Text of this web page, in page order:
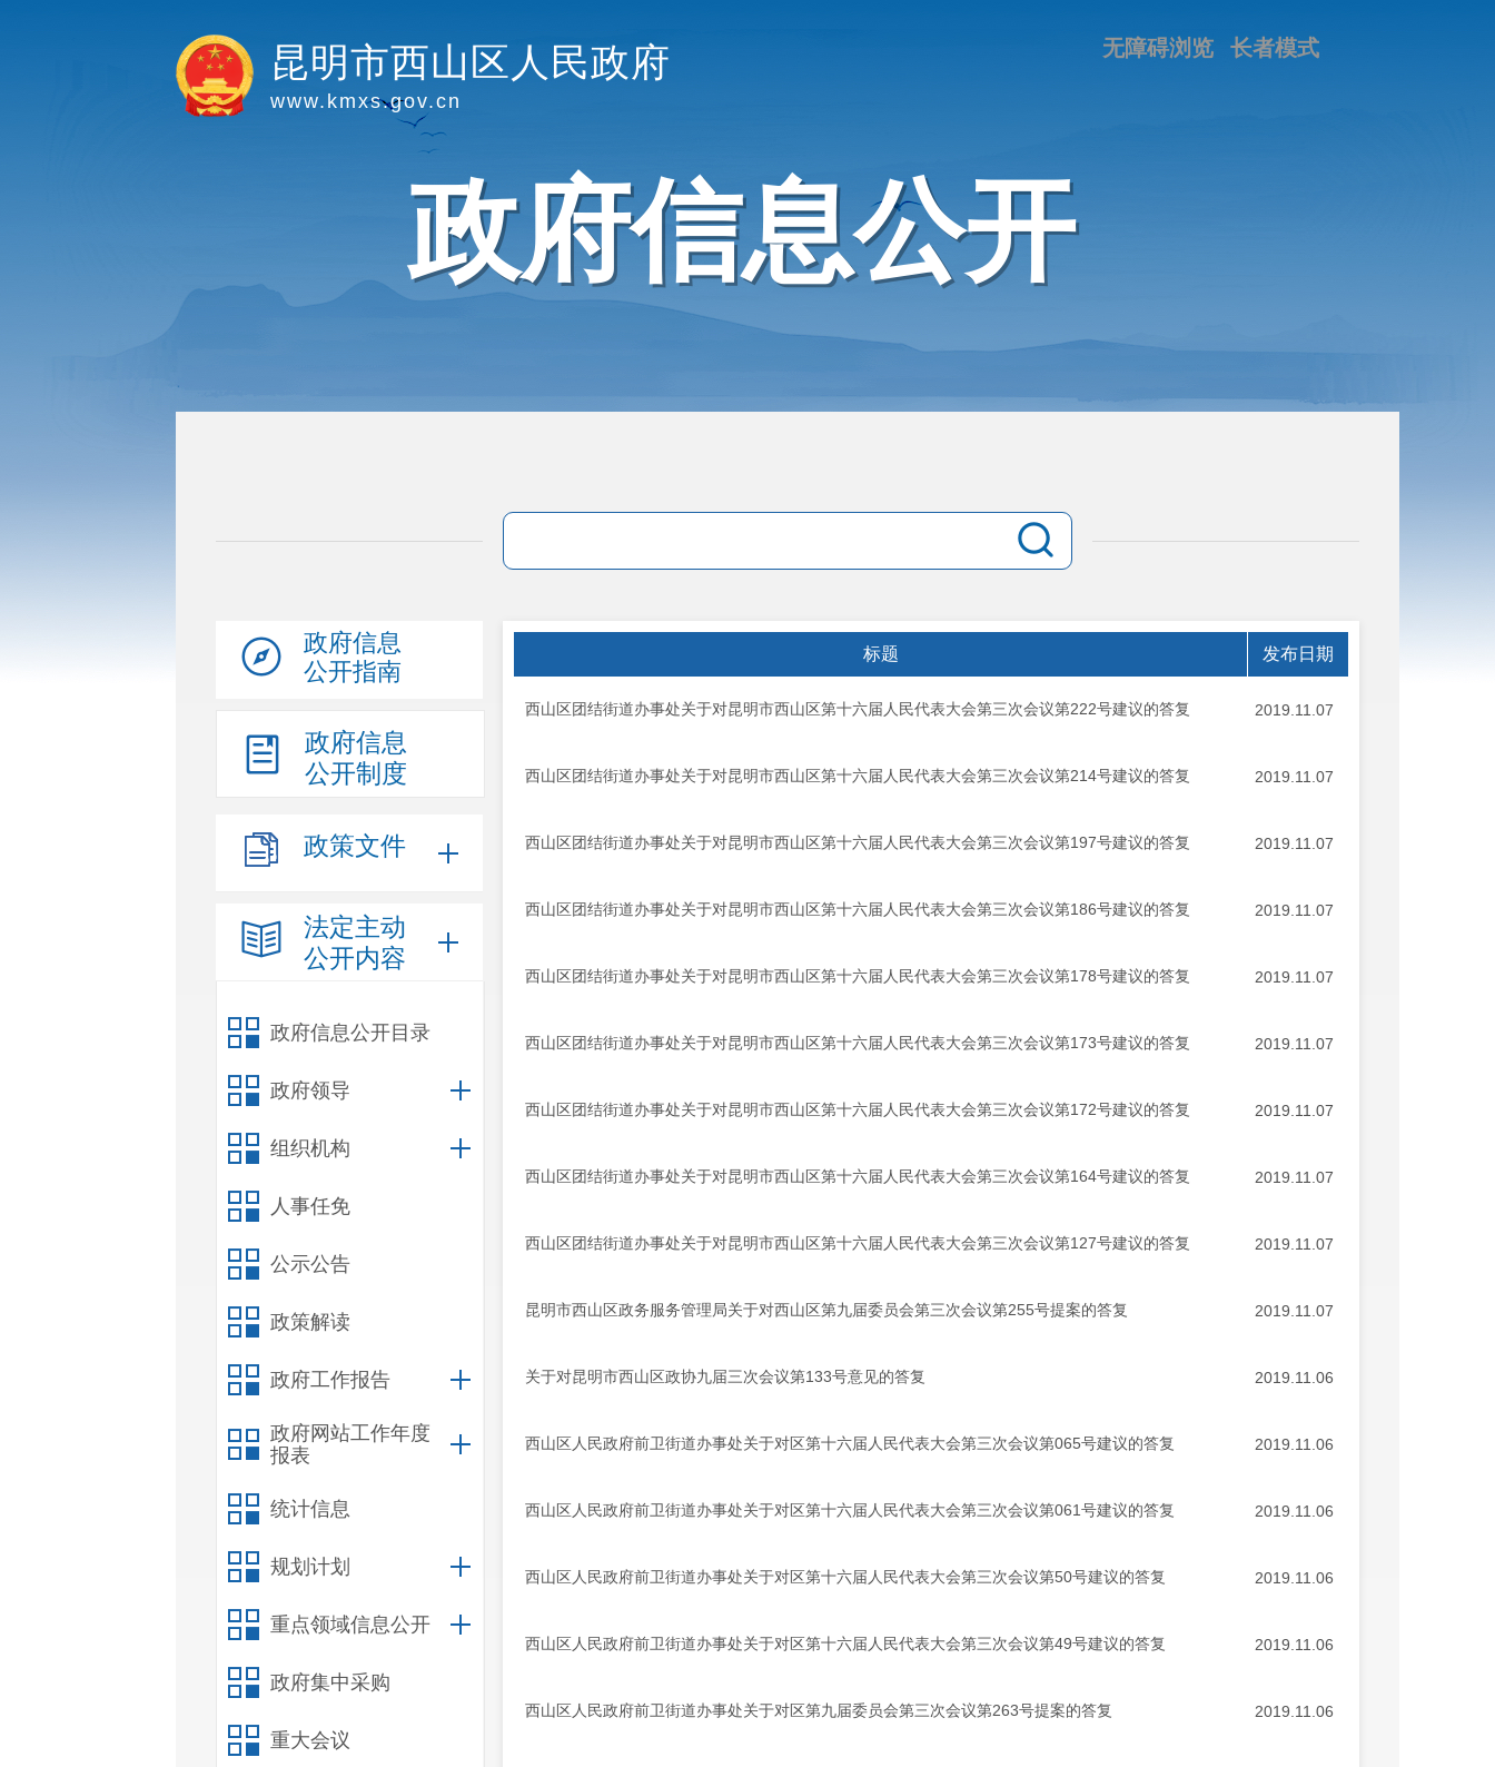
昆明市西山区人民政府
www.kmxs.gov.cn
长者模式
无障碍浏览
政府信息公开
政府信息
公开指南
政府信息
公开制度
政策文件
法定主动
公开内容
政府信息公开目录
政府领导
组织机构
人事任免
公示公告
政策解读
政府工作报告
政府网站工作年度
报表
统计信息
规划计划
重点领域信息公开
政府集中采购
重大会议
标题 发布日期
西山区团结街道办事处关于对昆明市西山区第十六届人民代表大会第三次会议第222号建议的答复 2019.11.07
西山区团结街道办事处关于对昆明市西山区第十六届人民代表大会第三次会议第214号建议的答复 2019.11.07
西山区团结街道办事处关于对昆明市西山区第十六届人民代表大会第三次会议第197号建议的答复 2019.11.07
西山区团结街道办事处关于对昆明市西山区第十六届人民代表大会第三次会议第186号建议的答复 2019.11.07
西山区团结街道办事处关于对昆明市西山区第十六届人民代表大会第三次会议第178号建议的答复 2019.11.07
西山区团结街道办事处关于对昆明市西山区第十六届人民代表大会第三次会议第173号建议的答复 2019.11.07
西山区团结街道办事处关于对昆明市西山区第十六届人民代表大会第三次会议第172号建议的答复 2019.11.07
西山区团结街道办事处关于对昆明市西山区第十六届人民代表大会第三次会议第164号建议的答复 2019.11.07
西山区团结街道办事处关于对昆明市西山区第十六届人民代表大会第三次会议第127号建议的答复 2019.11.07
昆明市西山区政务服务管理局关于对西山区第九届委员会第三次会议第255号提案的答复 2019.11.07
关于对昆明市西山区政协九届三次会议第133号意见的答复 2019.11.06
西山区人民政府前卫街道办事处关于对区第十六届人民代表大会第三次会议第065号建议的答复 2019.11.06
西山区人民政府前卫街道办事处关于对区第十六届人民代表大会第三次会议第061号建议的答复 2019.11.06
西山区人民政府前卫街道办事处关于对区第十六届人民代表大会第三次会议第50号建议的答复 2019.11.06
西山区人民政府前卫街道办事处关于对区第十六届人民代表大会第三次会议第49号建议的答复 2019.11.06
西山区人民政府前卫街道办事处关于对区第九届委员会第三次会议第263号提案的答复 2019.11.06